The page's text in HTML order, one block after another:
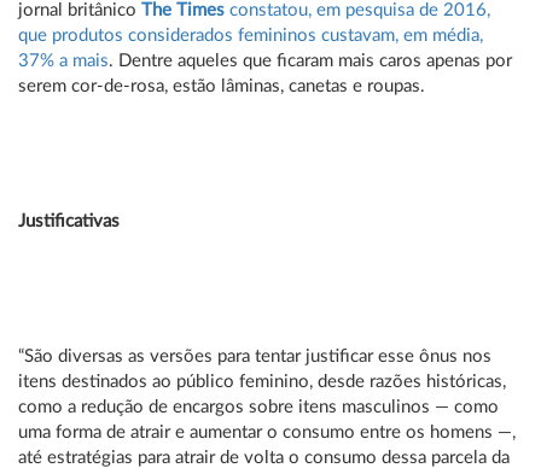
jornal britânico The Times constatou, em pesquisa de 2016,
que produtos considerados femininos custavam, em média,
37% a mais. Dentre aqueles que ficaram mais caros apenas por
serem cor-de-rosa, estão lâminas, canetas e roupas.
Justificativas
“São diversas as versões para tentar justificar esse ônus nos
itens destinados ao público feminino, desde razões históricas,
como a redução de encargos sobre itens masculinos — como
uma forma de atrair e aumentar o consumo entre os homens —,
até estratégias para atrair de volta o consumo dessa parcela da